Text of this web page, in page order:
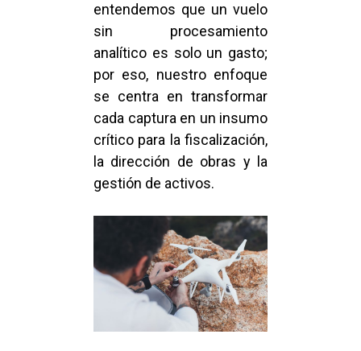
entendemos que un vuelo
sin procesamiento
analítico es solo un gasto;
por eso, nuestro enfoque
se centra en transformar
cada captura en un insumo
crítico para la fiscalización,
la dirección de obras y la
gestión de activos.